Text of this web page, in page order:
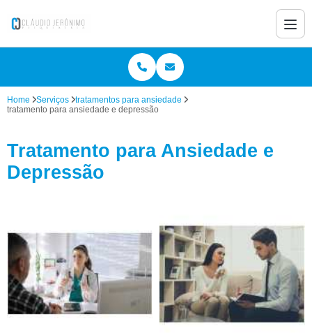
Home Serviços
tratamentos para ansiedade
tratamento para ansiedade e depressão
Tratamento para Ansiedade e
Depressão